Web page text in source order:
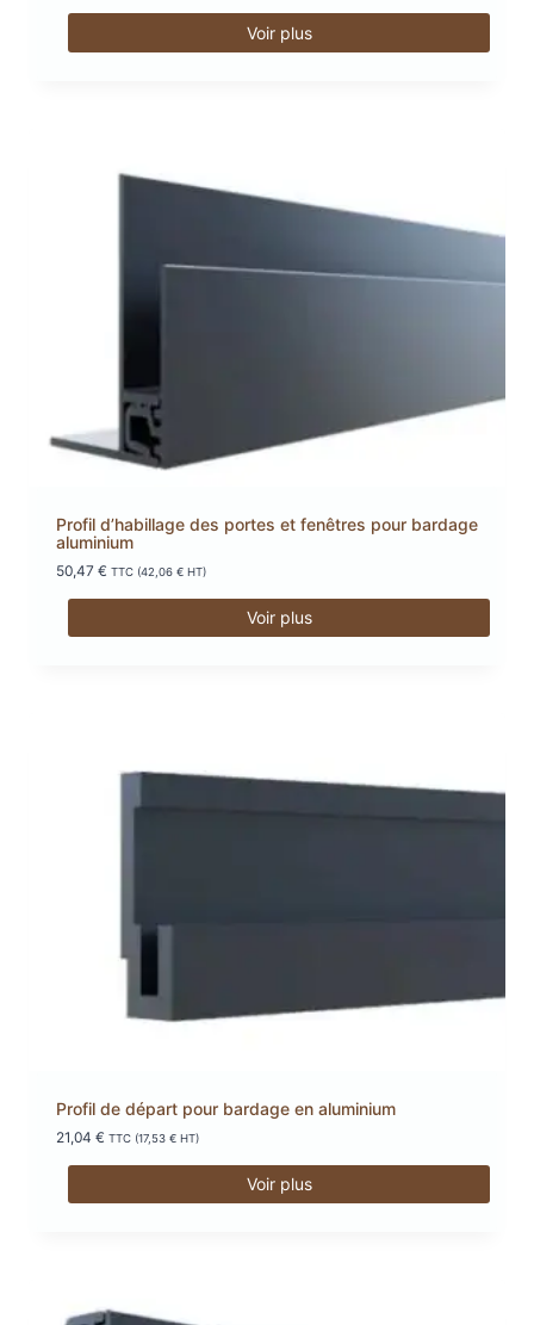
Voir plus
Profil d’habillage des portes et fenêtres pour bardage
aluminium
50,47 € TTC (42,06 € HT)
Voir plus
Profil de départ pour bardage en aluminium
21,04 € TTC (17,53 € HT)
Voir plus